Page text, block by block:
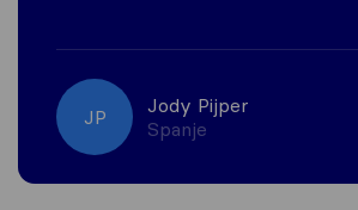
JP
Jody Pijper
Spanje